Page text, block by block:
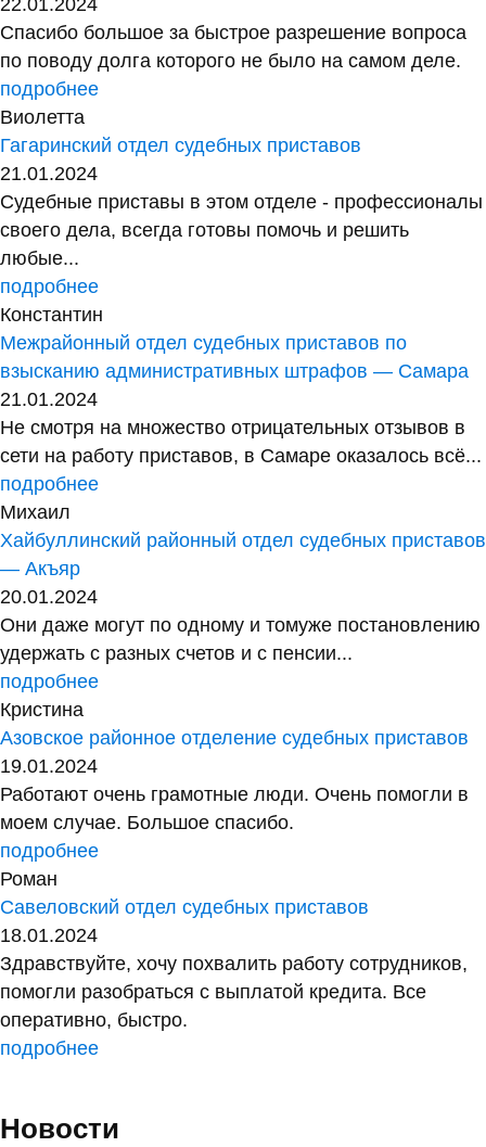
22.01.2024
Спасибо большое за быстрое разрешение вопроса
по поводу долга которого не было на самом деле.
подробнее
Виолетта
Гагаринский отдел судебных приставов
21.01.2024
Судебные приставы в этом отделе - профессионалы
своего дела, всегда готовы помочь и решить
любые...
подробнее
Константин
Межрайонный отдел судебных приставов по
взысканию административных штрафов — Самара
21.01.2024
Не смотря на множество отрицательных отзывов в
сети на работу приставов, в Самаре оказалось всё...
подробнее
Михаил
Хайбуллинский районный отдел судебных приставов
— Акъяр
20.01.2024
Они даже могут по одному и томуже постановлению
удержать с разных счетов и с пенсии...
подробнее
Кристина
Азовское районное отделение судебных приставов
19.01.2024
Работают очень грамотные люди. Очень помогли в
моем случае. Большое спасибо.
подробнее
Роман
Савеловский отдел судебных приставов
18.01.2024
Здравствуйте, хочу похвалить работу сотрудников,
помогли разобраться с выплатой кредита. Все
оперативно, быстро.
подробнее
Новости